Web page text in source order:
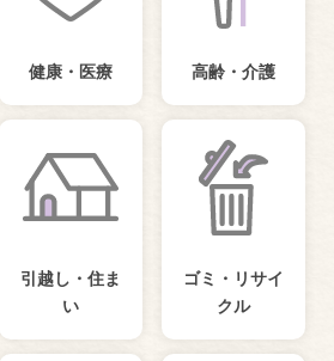
健康・医療 高齢・介護
引越し・住ま
い
ゴミ・リサイ
クル